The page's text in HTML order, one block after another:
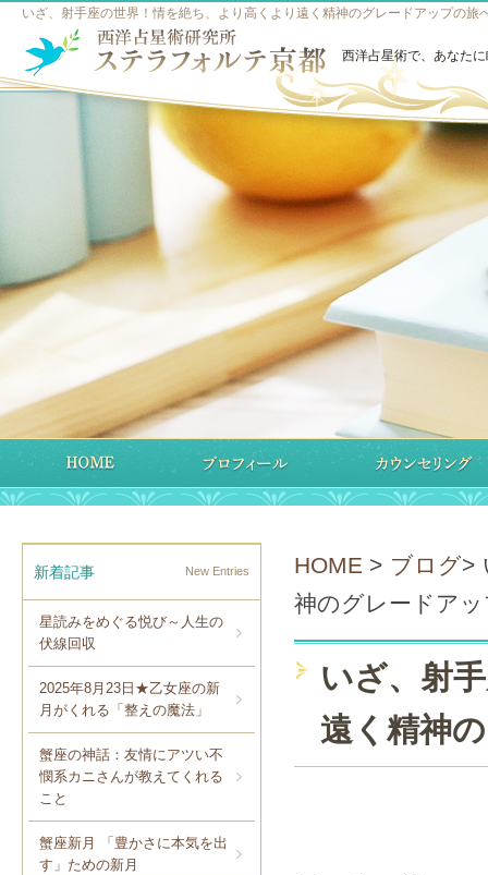
いざ、射手座の世界！情を絶ち、より高くより遠く精神のグレードアップの旅
西洋占星術で、あなた
新着記事 New Entries
星読みをめぐる悦び～人生の
伏線回収
2025年8月23日★乙女座の新
月がくれる「整えの魔法」
蟹座の神話：友情にアツい不
憫系カニさんが教えてくれる
こと
蟹座新月 「豊かさに本気を出
す」ための新月
HOME > ブログ>
神のグレードア
いざ、射
遠く精神